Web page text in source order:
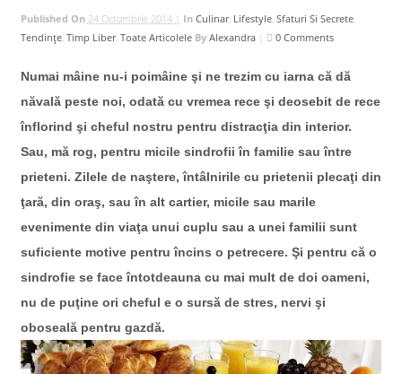
Published On 24 Octombrie 2014 | In Culinar, Lifestyle, Sfaturi Si Secrete,
Tendințe, Timp Liber, Toate Articolele By Alexandra| 0 Comments
Numai mâine nu-i poimâine şi ne trezim cu iarna că dă
năvală peste noi, odată cu vremea rece şi deosebit de rece
înflorind şi cheful nostru pentru distracţia din interior.
Sau, mă rog, pentru micile sindrofii în familie sau între
prieteni. Zilele de naştere, întâlnirile cu prietenii plecaţi din
ţară, din oraş, sau în alt cartier, micile sau marile
evenimente din viaţa unui cuplu sau a unei familii sunt
suficiente motive pentru încins o petrecere. Şi pentru că o
sindrofie se face întotdeauna cu mai mult de doi oameni,
nu de puţine ori cheful e o sursă de stres, nervi şi
oboseală pentru gazdă.